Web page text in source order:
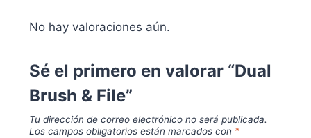
No hay valoraciones aún.
Sé el primero en valorar “Dual
Brush & File”
Tu dirección de correo electrónico no será publicada.
Los campos obligatorios están marcados con *